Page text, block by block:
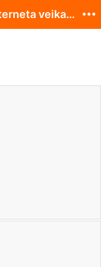
Latvijas amatnieku darbu interneta veikals www.originali.lv